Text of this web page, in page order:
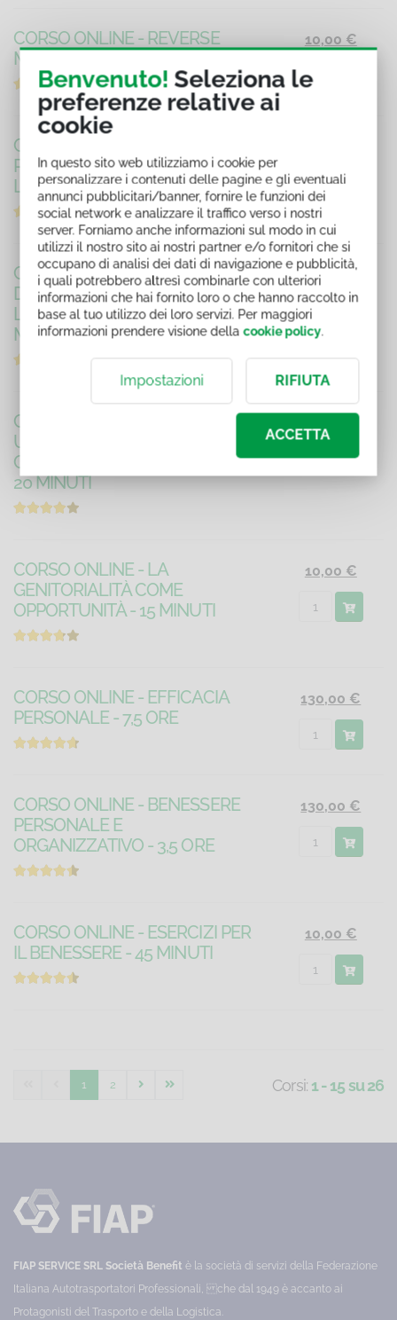
CORSO ONLINE - REVERSE
MENTORING - 20 MINUTI
10,00 €
CORSO ONLINE - SUPERARE I
PREGIUDIZI E VALORIZZARE
LE DIVERSITÀ - 20 MINUTI
CORSO ONLINE - SVILUPPARE
DINAMICAMENTE
L'INCLUSIONE DI GENERE - 20
MINUTI
10,00 €
CORSO ONLINE - SVILUPPARE
UNA CULTURA LAVORATIVA
CHE INCLUDE LA DIVERSITÀ -
20 MINUTI
CORSO ONLINE - LA
GENITORIALITÀ COME
OPPORTUNITÀ - 15 MINUTI
10,00 €
CORSO ONLINE - EFFICACIA
PERSONALE - 7,5 ORE
130,00 €
CORSO ONLINE - BENESSERE
PERSONALE E
ORGANIZZATIVO - 3,5 ORE
130,00 €
CORSO ONLINE - ESERCIZI PER
IL BENESSERE - 45 MINUTI
10,00 €
1 2 Corsi: 1 - 15 su 26
FIAP SERVICE SRL Società Benefit è la società di servizi della Federazione
Italiana Autotrasportatori Professionali, che dal 1949 è accanto ai
Protagonisti del Trasporto e della Logistica.
Benvenuto! Seleziona le
preferenze relative ai
cookie
In questo sito web utilizziamo i cookie per
personalizzare i contenuti delle pagine e gli eventuali
annunci pubblicitari/banner, fornire le funzioni dei
social network e analizzare il traffico verso i nostri
server. Forniamo anche informazioni sul modo in cui
utilizzi il nostro sito ai nostri partner e/o fornitori che si
occupano di analisi dei dati di navigazione e pubblicità,
i quali potrebbero altresì combinarle con ulteriori
informazioni che hai fornito loro o che hanno raccolto in
base al tuo utilizzo dei loro servizi. Per maggiori
informazioni prendere visione dellacookie policy.
Impostazioni RIFIUTA
ACCETTA